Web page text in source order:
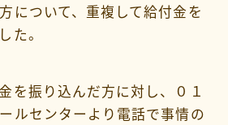
について、重複して給付金を
た。
を振り込んだ方に対し、０１
ルセンターより電話で事情の